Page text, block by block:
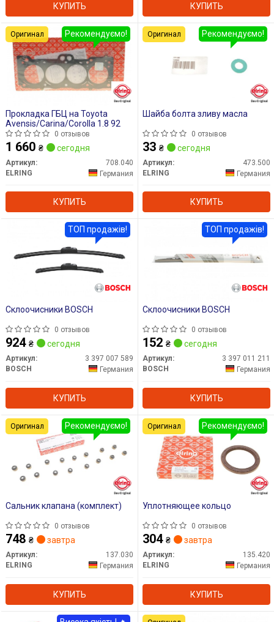
КУПИТЬ КУПИТЬ
Прокладка ГБЦ на Toyota
Avensis/Carina/Corolla 1.8 92
0 отзывов
1 660 ₴ сегодня
Артикул:
708.040
ELRING
Германия
КУПИТЬ
Рекомендуємо!
Оригинал
Шайба болта зливу масла
0 отзывов
33 ₴ сегодня
Артикул:
473.500
ELRING
Германия
КУПИТЬ
Рекомендуємо!
Оригинал
Склоочисники BOSCH
0 отзывов
924 ₴ сегодня
Артикул:
3 397 007 589
BOSCH
Германия
КУПИТЬ
ТОП продажів!
Склоочисники BOSCH
0 отзывов
152 ₴ сегодня
Артикул:
3 397 011 211
BOSCH
Германия
КУПИТЬ
ТОП продажів!
Сальник клапана (комплект)
0 отзывов
748 ₴ завтра
Артикул:
137.030
ELRING
Германия
КУПИТЬ
Рекомендуємо!
Оригинал
Уплотняющее кольцо
0 отзывов
304 ₴ завтра
Артикул:
135.420
ELRING
Германия
КУПИТЬ
Рекомендуємо!
Оригинал